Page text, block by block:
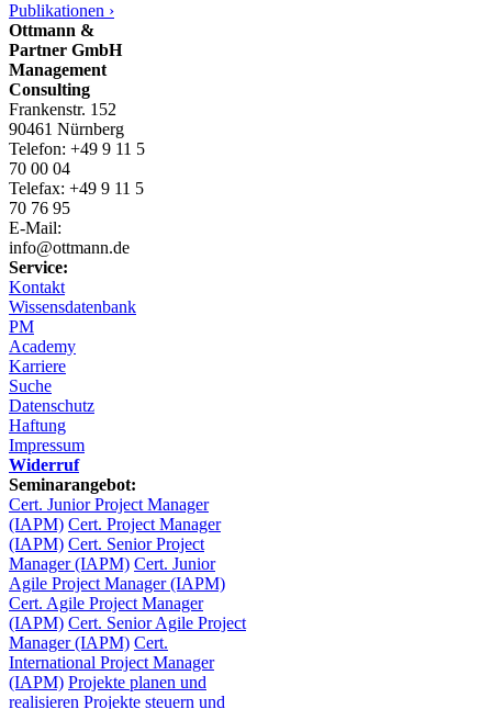
Publikationen ›
Ottmann &
Partner GmbH
Management
Consulting
Frankenstr. 152
90461 Nürnberg
Telefon: +49 9 11 5
70 00 04
Telefax: +49 9 11 5
70 76 95
E-Mail:
info@ottmann.de
Service:
Kontakt
Wissensdatenbank
PM
Academy
Karriere
Suche
Datenschutz
Haftung
Impressum
Widerruf
Seminarangebot:
Cert. Junior Project Manager
(IAPM) Cert. Project Manager
(IAPM) Cert. Senior Project
Manager (IAPM) Cert. Junior
Agile Project Manager (IAPM)
Cert. Agile Project Manager
(IAPM) Cert. Senior Agile Project
Manager (IAPM) Cert.
International Project Manager
(IAPM) Projekte planen und
realisieren Projekte steuern und